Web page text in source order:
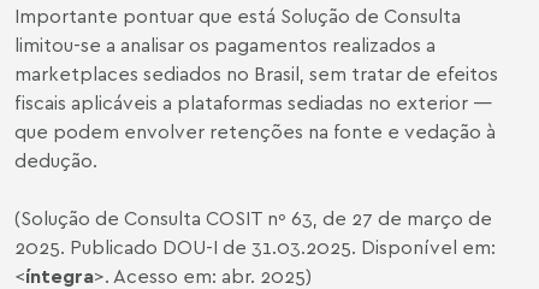
Importante pontuar que está Solução de Consulta
limitou-se a analisar os pagamentos realizados a
marketplaces sediados no Brasil, sem tratar de efeitos
fiscais aplicáveis a plataformas sediadas no exterior —
que podem envolver retenções na fonte e vedação à
dedução.
(Solução de Consulta COSIT nº 63, de 27 de março de
2025. Publicado DOU-I de 31.03.2025. Disponível em:
<íntegra>. Acesso em: abr. 2025)